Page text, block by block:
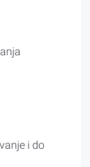
i do